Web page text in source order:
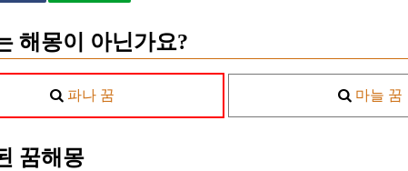
해몽이 아닌가요?
파나 꿈 마늘 꿈
꿈해몽